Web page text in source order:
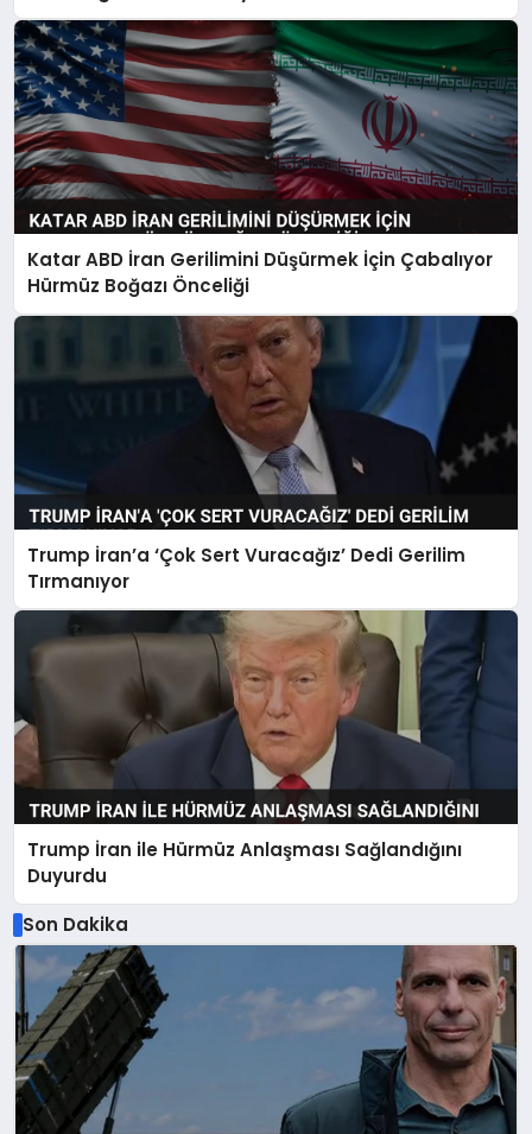
Katar ABD İran Gerilimini Düşürmek İçin Çabalıyor
Hürmüz Boğazı Önceliği
Trump İran’a ‘Çok Sert Vuracağız’ Dedi Gerilim
Tırmanıyor
Trump İran ile Hürmüz Anlaşması Sağlandığını
Duyurdu
Son Dakika